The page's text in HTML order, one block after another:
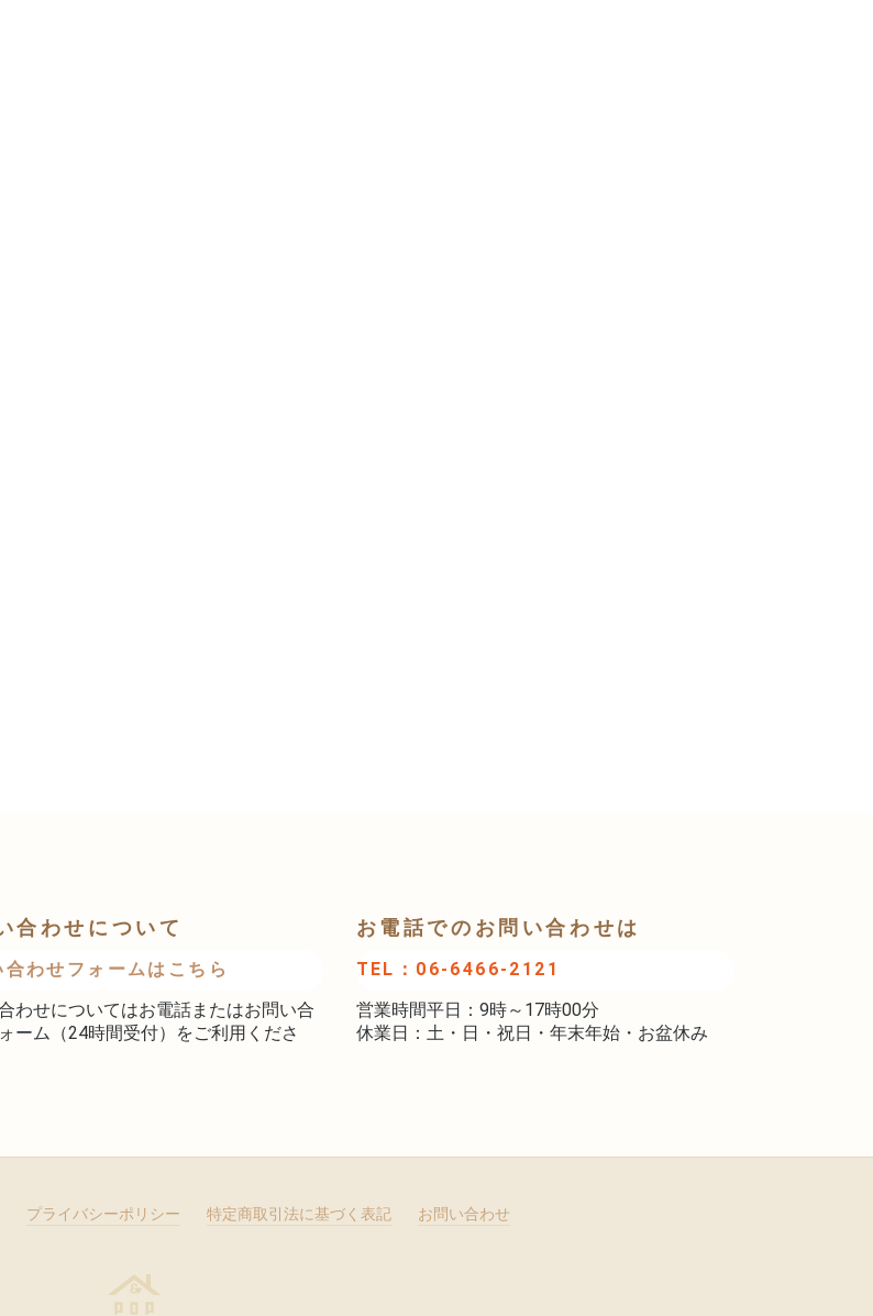
合わせについて
合わせフォームはこちら
わせについてはお電話またはお問い合
ーム（24時間受付）をご利用くださ
お電話でのお問い合わせは
TEL：06-6466-2121
営業時間平日：9時～17時00分
休業日：土・日・祝日・年末年始・お盆休み
プライバシーポリシー 特定商取引法に基づく表記 お問い合わせ